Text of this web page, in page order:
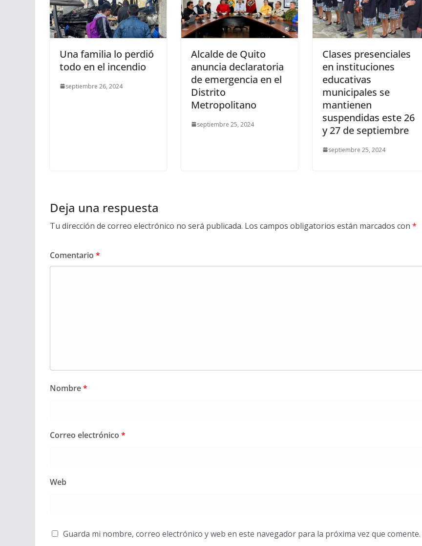
Una familia lo perdió
todo en el incendio
septiembre 26, 2024
Alcalde de Quito
anuncia declaratoria
de emergencia en el
Distrito
Metropolitano
septiembre 25, 2024
Clases presenciales
en instituciones
educativas
municipales se
mantienen
suspendidas este 26
y 27 de septiembre
septiembre 25, 2024
Deja una respuesta
Tu dirección de correo electrónico no será publicada. Los campos obligatorios están marcados con *
Comentario *
Nombre*
Correo electrónico *
Web
Guarda mi nombre, correo electrónico y web en este navegador para la próxima vez que comente.